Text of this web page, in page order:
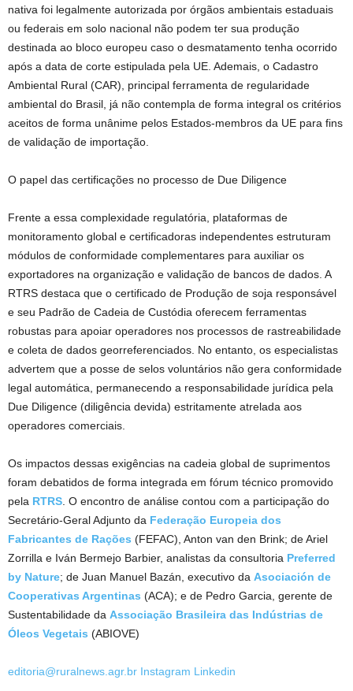
nativa foi legalmente autorizada por órgãos ambientais estaduais
ou federais em solo nacional não podem ter sua produção
destinada ao bloco europeu caso o desmatamento tenha ocorrido
após a data de corte estipulada pela UE. Ademais, o Cadastro
Ambiental Rural (CAR), principal ferramenta de regularidade
ambiental do Brasil, já não contempla de forma integral os critérios
aceitos de forma unânime pelos Estados-membros da UE para fins
de validação de importação.
O papel das certificações no processo de Due Diligence
Frente a essa complexidade regulatória, plataformas de
monitoramento global e certificadoras independentes estruturam
módulos de conformidade complementares para auxiliar os
exportadores na organização e validação de bancos de dados. A
RTRS destaca que o certificado de Produção de soja responsável
e seu Padrão de Cadeia de Custódia oferecem ferramentas
robustas para apoiar operadores nos processos de rastreabilidade
e coleta de dados georreferenciados. No entanto, os especialistas
advertem que a posse de selos voluntários não gera conformidade
legal automática, permanecendo a responsabilidade jurídica pela
Due Diligence (diligência devida) estritamente atrelada aos
operadores comerciais.
Os impactos dessas exigências na cadeia global de suprimentos
foram debatidos de forma integrada em fórum técnico promovido
pela RTRS . O encontro de análise contou com a participação do
Secretário-Geral Adjunto da Federação Europeia dos
Fabricantes de Rações (FEFAC), Anton van den Brink; de Ariel
Zorrilla e Iván Bermejo Barbier, analistas da consultoria Preferred
by Nature; de Juan Manuel Bazán, executivo da Asociación de
Cooperativas Argentinas (ACA); e de Pedro Garcia, gerente de
Sustentabilidade da Associação Brasileira das Indústrias de
Óleos Vegetais (ABIOVE)
editoria@ruralnews.agr.br Instagram Linkedin